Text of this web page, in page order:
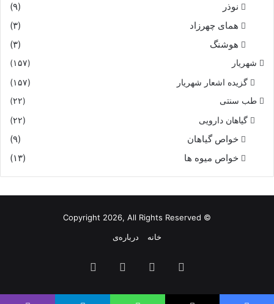
نوذر
(۹)
هماى چهرزاد
(۳)
هوشنگ
(۳)
شهریار (۱۵۷)
گزیده اشعار شهریار (۱۵۷)
طب سنتی (۲۲)
گیاهان دارویی (۲۲)
خواص گیاهان
(۹)
خواص میوه ها
(۱۳)
© Copyright 2026, All Rights Reserved
خانه
درباره‌ی
بوک
یوتیوب